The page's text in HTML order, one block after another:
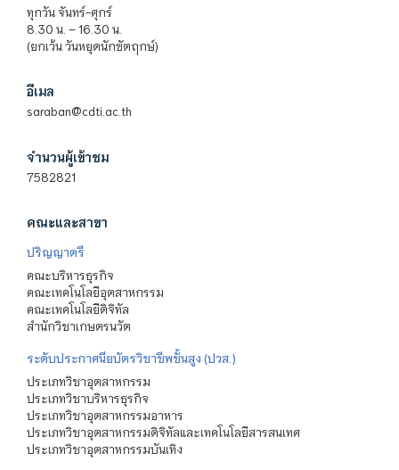
ทุกวัน จันทร์-ศุกร์
8.30 น. – 16.30 น.
(ยกเว้น วันหยุดนักขัตฤกษ์)
อีเมล
saraban@cdti.ac.th
จำนวนผู้เข้าชม
7582821
คณะและสาขา
ปริญญาตรี
คณะบริหารธุรกิจ
คณะเทคโนโลยีอุตสาหกรรม
คณะเทคโนโลยีดิจิทัล
สำนักวิชาเกษตรนวัต
ระดับประกาศนียบัตรวิชาชีพชั้นสูง (ปวส.)
ประเภทวิชาอุตสาหกรรม
ประเภทวิชาบริหารธุรกิจ
ประเภทวิชาอุตสาหกรรมอาหาร
ประเภทวิชาอุตสาหกรรมดิจิทัลและเทคโนโลยีสารสนเทศ
ประเภทวิชาอุตสาหกรรมบันเทิง